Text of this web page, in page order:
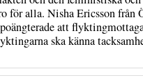
för alla. Nisha Ericsson från
att
ska känna